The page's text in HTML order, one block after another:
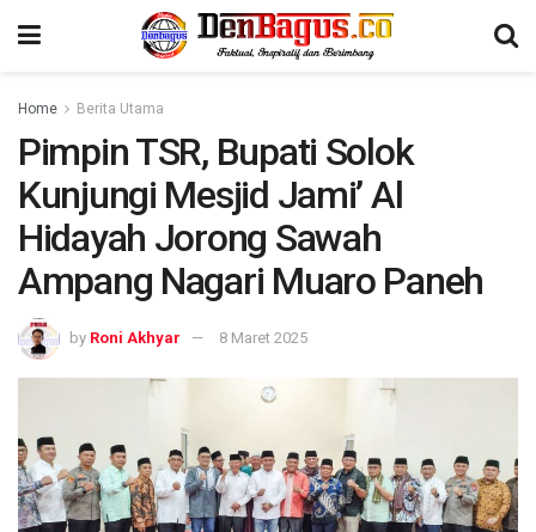
Home Berita Utama
Pimpin TSR, Bupati Solok
Kunjungi Mesjid Jami’ Al
Hidayah Jorong Sawah
Ampang Nagari Muaro Paneh
by Roni Akhyar 8 Maret 2025